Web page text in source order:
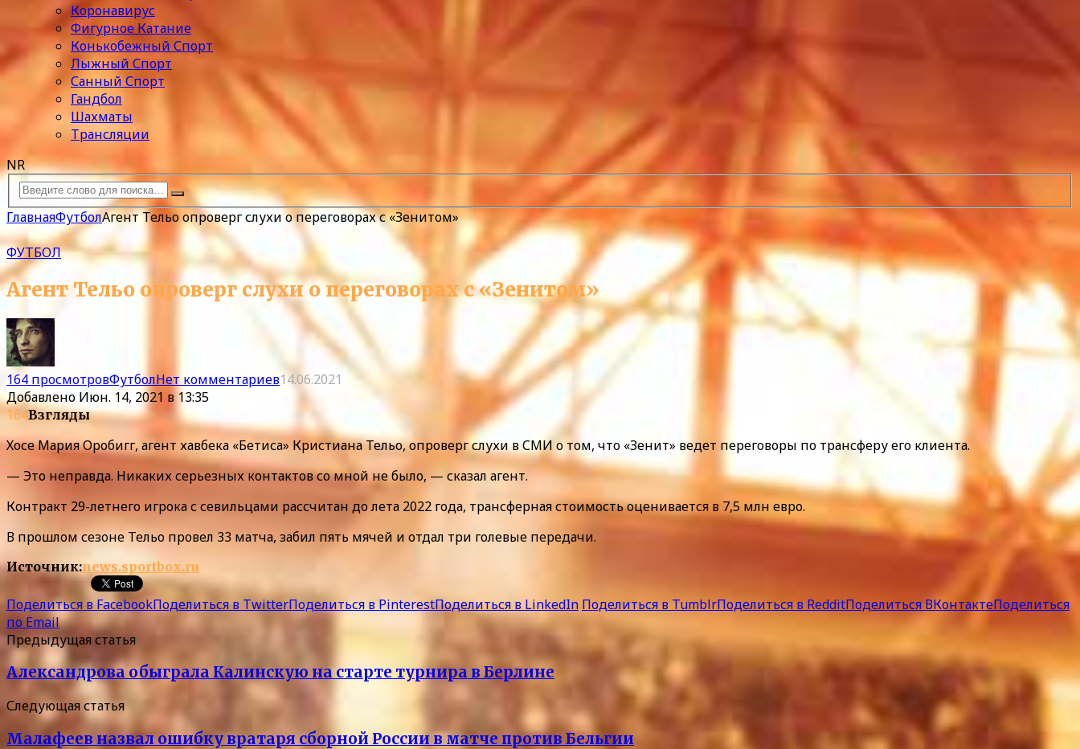
Коронавирус
Фигурное Катание
Конькобежный Спорт
Лыжный Спорт
Санный Спорт
Гандбол
Шахматы
Трансляции
NR
ГлавнаяФутболАгент Тельо опроверг слухи о переговорах с «Зенитом»
ФУТБОЛ
Агент Тельо опроверг слухи о переговорах с «Зенитом»
164 просмотровФутболНет комментариев14.06.2021
Добавлено Июн. 14, 2021 в 13:35
164Взгляды
Хосе Мария Оробигг, агент хавбека «Бетиса» Кристиана Тельо, опроверг слухи в СМИ о том, что «Зенит» ведет переговоры по трансферу его клиента.
— Это неправда. Никаких серьезных контактов со мной не было, — сказал агент.
Контракт 29-летнего игрока с севильцами рассчитан до лета 2022 года, трансферная стоимость оценивается в 7,5 млн евро.
В прошлом сезоне Тельо провел 33 матча, забил пять мячей и отдал три голевые передачи.
Источник:news.sportbox.ru
Поделиться в FacebookПоделиться в TwitterПоделиться в PinterestПоделиться в LinkedIn Поделиться в TumblrПоделиться в RedditПоделиться ВКонтактеПоделиться
по Email
Предыдущая статья
Александрова обыграла Калинскую на старте турнира в Берлине
Следующая статья
Малафеев назвал ошибку вратаря сборной России в матче против Бельгии